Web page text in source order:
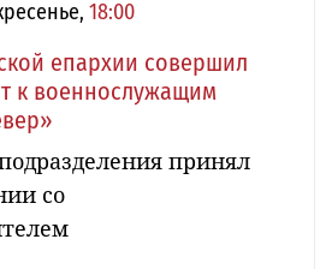
18:00
епархии совершил
к военнослужащим
принял
со